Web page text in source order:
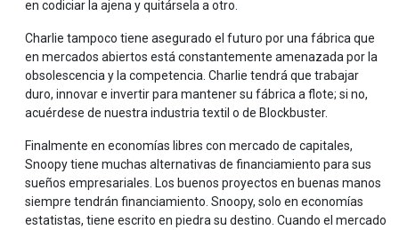
en codiciar la ajena y quitársela a otro.
Charlie tampoco tiene asegurado el futuro por una fábrica que
en mercados abiertos está constantemente amenazada por la
obsolescencia y la competencia. Charlie tendrá que trabajar
duro, innovar e invertir para mantener su fábrica a flote; si no,
acuérdese de nuestra industria textil o de Blockbuster.
Finalmente en economías libres con mercado de capitales,
Snoopy tiene muchas alternativas de financiamiento para sus
sueños empresariales. Los buenos proyectos en buenas manos
siempre tendrán financiamiento. Snoopy, solo en economías
estatistas, tiene escrito en piedra su destino. Cuando el mercado